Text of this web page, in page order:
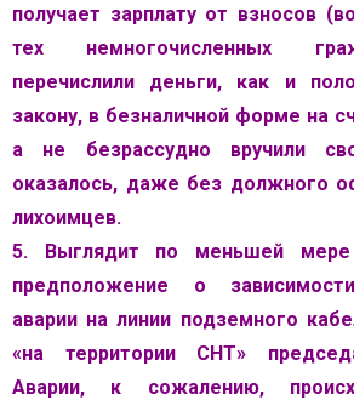
получает зарплату от взносов
тех немногочисленных
перечислили деньги, как и
закону, в безналичной форме на
а не безрассудно вручили
оказалось, даже без должного
лихоимцев.
5. Выглядит по меньшей
предположение о
аварии на линии подземного
«на территории СНТ»
Аварии, к сожалению,